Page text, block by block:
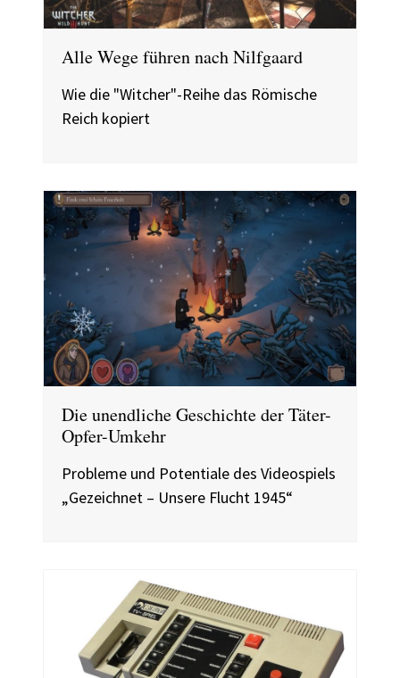
Alle Wege führen nach Nilfgaard
Wie die "Witcher"-Reihe das Römische
Reich kopiert
Die unendliche Geschichte der Täter-
Opfer-Umkehr
Probleme und Potentiale des Videospiels
„Gezeichnet – Unsere Flucht 1945“